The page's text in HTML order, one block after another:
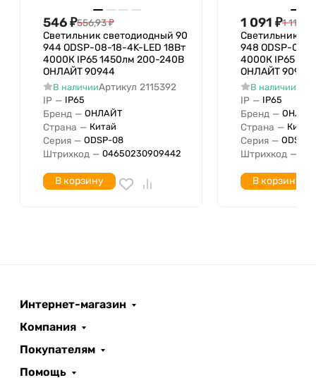
Количество полюсов
Длина
Высота/глубина
Материал корпуса
Тип лампы
LED несменный
Встраиваемая длина
Подходит для организации
световых линий
Подходят для аварийного
освещения
Номинальное напряжение с
Степень защиты IP
В комплекте с лампой
Цветность света по стандарту
546₽556,93₽
Светильник светодиодный 90
944 ODSP-08-18-4K-LED 18Вт
4000К IP65 1450лм 200-240В
ОНЛАЙТ 90944
В наличииАртикул 2115392
IP — IP65
Бренд — ОНЛАЙТ
Страна — Китай
Серия — ODSP-08
Штрихкод — 04650230909442
В корзину
1 091 ₽1 113,25
Светильник
948 ODSP-08-
4000К IP65
ОНЛАЙТ 90948
В наличии
IP — IP65
Бренд —
Страна — Китай
Серия — ODSP-
Штрихкод —
В корзину
Интернет-магазин
Компания
Покупателям
Помощь